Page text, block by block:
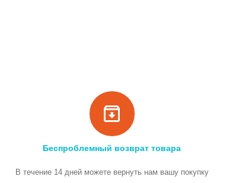
Беспроблемный возврат товара
В течение 14 дней можете вернуть нам вашу покупку